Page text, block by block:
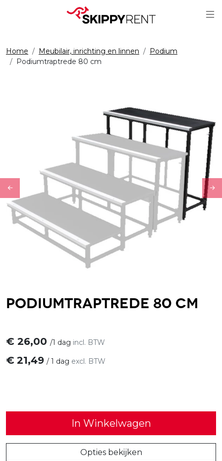
Home Meubilair, inrichting en linnen
Podium
Podiumtraptrede 80 cm
Previous
Podiumtraptrede 80 cm
€ 26,00 /1 dag incl. BTW
€ 21,49 / 1 dag excl. BTW
In Winkelwagen
Opties bekijken